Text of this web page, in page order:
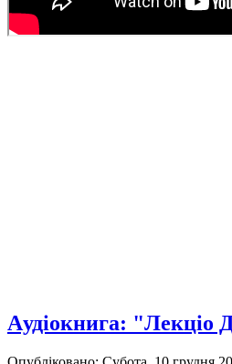
Aудіокнига: "Лекціо